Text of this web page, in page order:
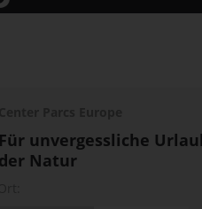
Für unvergessliche
der Natur